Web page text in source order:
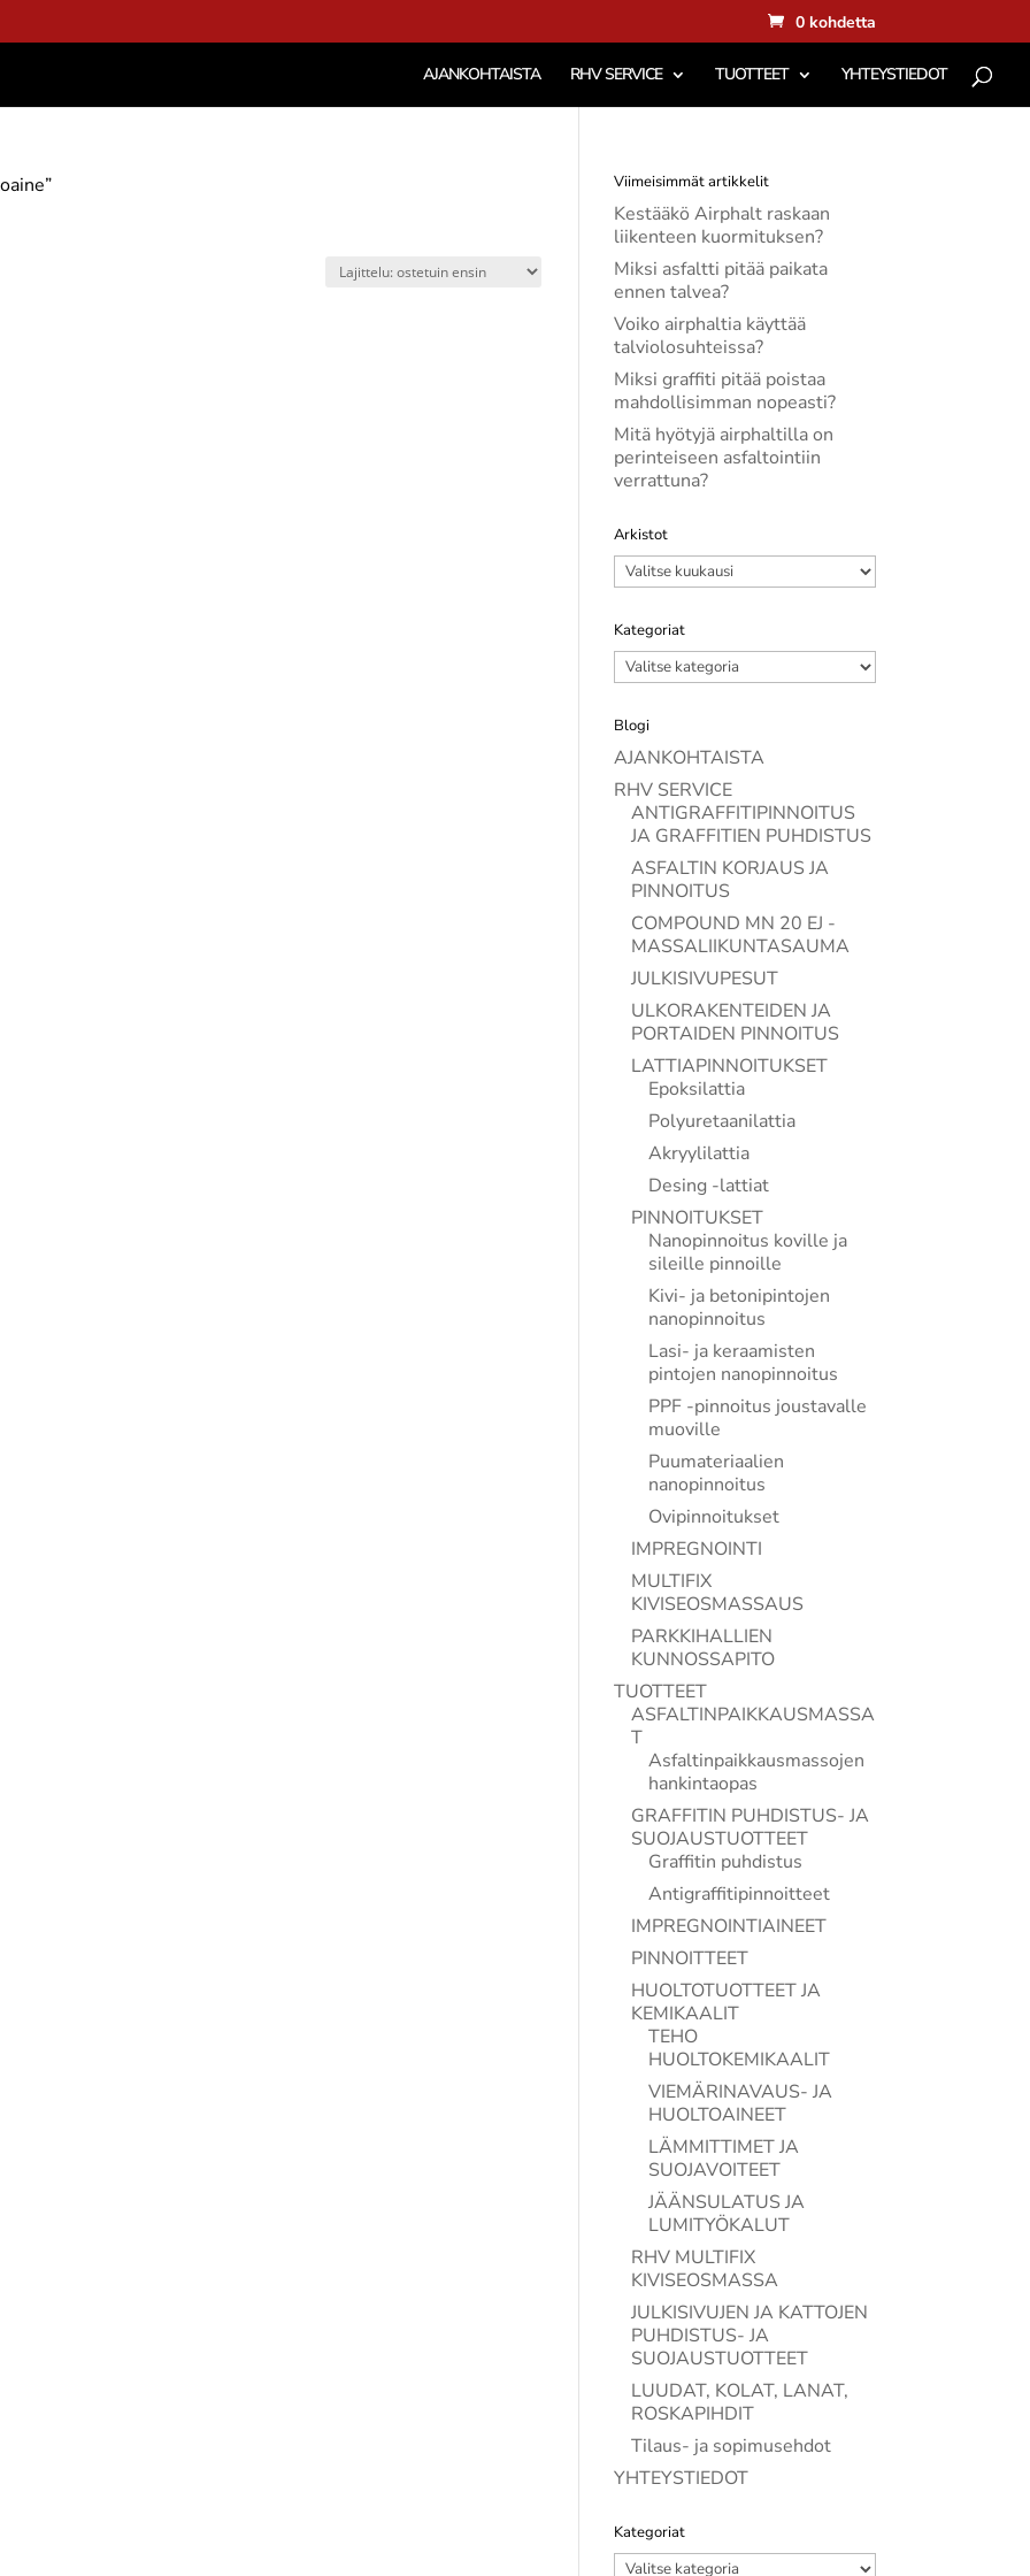
0 kohdetta
AJANKOHTAISTA RHV SERVICE TUOTTEET YHTEYSTIEDOT
Viimeisimmät artikkelit
Kestääkö Airphalt raskaan
liikenteen kuormituksen?
Miksi asfaltti pitää paikata
ennen talvea?
Voiko airphaltia käyttää
talviolosuhteissa?
Miksi graffiti pitää poistaa
mahdollisimman nopeasti?
Mitä hyötyjä airphaltilla on
perinteiseen asfaltointiin
verrattuna?
Arkistot
Arkistot
Kategoriat
Kategoriat
Blogi
AJANKOHTAISTA
RHV SERVICE
ANTIGRAFFITIPINNOITUS
JA GRAFFITIEN PUHDISTUS
ASFALTIN KORJAUS JA
PINNOITUS
COMPOUND MN 20 EJ -
MASSALIIKUNTASAUMA
JULKISIVUPESUT
ULKORAKENTEIDEN JA
PORTAIDEN PINNOITUS
LATTIAPINNOITUKSET
Epoksilattia
Polyuretaanilattia
Akryylilattia
Desing -lattiat
PINNOITUKSET
Nanopinnoitus koville ja
sileille pinnoille
Kivi- ja betonipintojen
nanopinnoitus
Lasi- ja keraamisten
pintojen nanopinnoitus
PPF -pinnoitus joustavalle
muoville
Puumateriaalien
nanopinnoitus
Ovipinnoitukset
IMPREGNOINTI
MULTIFIX
KIVISEOSMASSAUS
PARKKIHALLIEN
KUNNOSSAPITO
TUOTTEET
ASFALTINPAIKKAUSMASSA
T
Asfaltinpaikkausmassojen
hankintaopas
GRAFFITIN PUHDISTUS- JA
SUOJAUSTUOTTEET
Graffitin puhdistus
Antigraffitipinnoitteet
IMPREGNOINTIAINEET
PINNOITTEET
HUOLTOTUOTTEET JA
KEMIKAALIT
TEHO
HUOLTOKEMIKAALIT
VIEMÄRINAVAUS- JA
HUOLTOAINEET
LÄMMITTIMET JA
SUOJAVOITEET
JÄÄNSULATUS JA
LUMITYÖKALUT
RHV MULTIFIX
KIVISEOSMASSA
JULKISIVUJEN JA KATTOJEN
PUHDISTUS- JA
SUOJAUSTUOTTEET
LUUDAT, KOLAT, LANAT,
ROSKAPIHDIT
Tilaus- ja sopimusehdot
YHTEYSTIEDOT
Kategoriat
Kategoriat